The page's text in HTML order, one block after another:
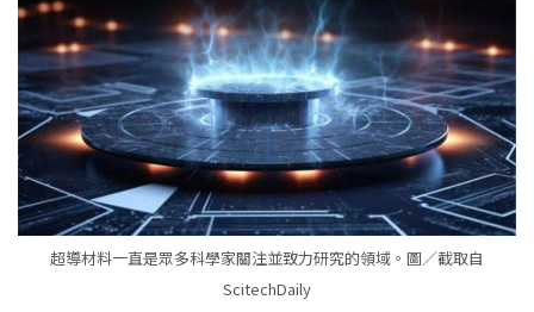
超導材料一直是眾多科學家關注並致力研究的領域。圖／截取自
ScitechDaily